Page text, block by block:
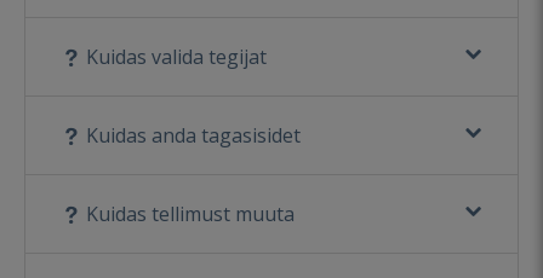
Kuidas valida tegijat
Kuidas anda tagasisidet
Kuidas tellimust muuta